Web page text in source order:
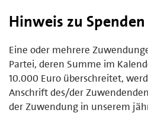
Hinweis zu Spenden
Eine oder mehrere
Partei, deren Summe im
10.000 Euro überschreitet,
Anschrift des/der
der Zuwendung in unserem